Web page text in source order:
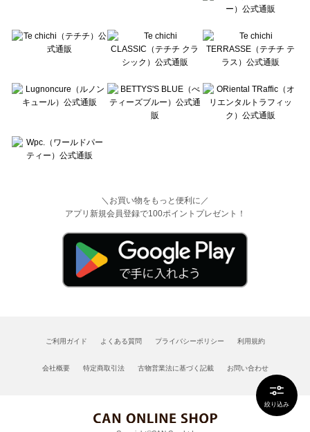
絞り込み
＼お買い物をもっと便利に／
アプリ新規会員登録で100ポイントプレゼント！
ご利用ガイド よくある質問 プライバシーポリシー 利用規約
会社概要 特定商取引法 古物営業法に基づく記載 お問い合わせ